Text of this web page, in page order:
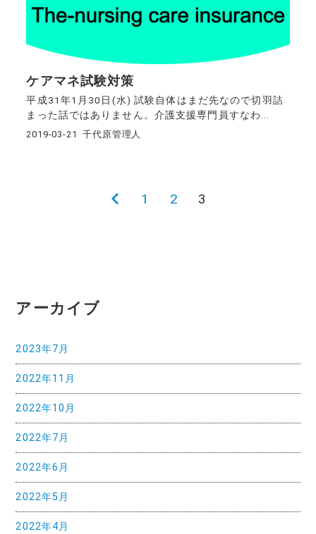
ケアマネ試験対策
平成31年1月30日(水) 試験自体はまだ先なので切羽詰
まった話ではありません。介護支援専門員すなわ...
2019-03-21 千代原管理人
ビ
ゲ
ー
シ
ョ
ン
前1 2 3
アーカイブ
2023年7月
2022年11月
2022年10月
2022年7月
2022年6月
2022年5月
2022年4月